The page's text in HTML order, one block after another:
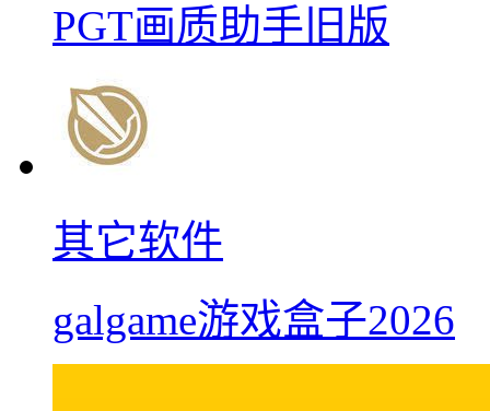
PGT画质助手旧版
其它软件
galgame游戏盒子2026